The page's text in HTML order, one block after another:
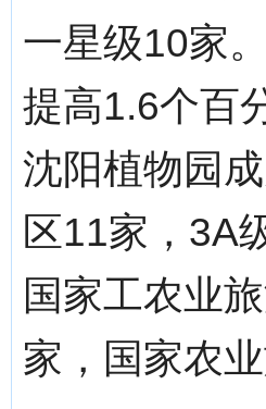
一星级10家
提高1.6个百
沈阳植物园
区11家，3A
国家工农业
家，国家农